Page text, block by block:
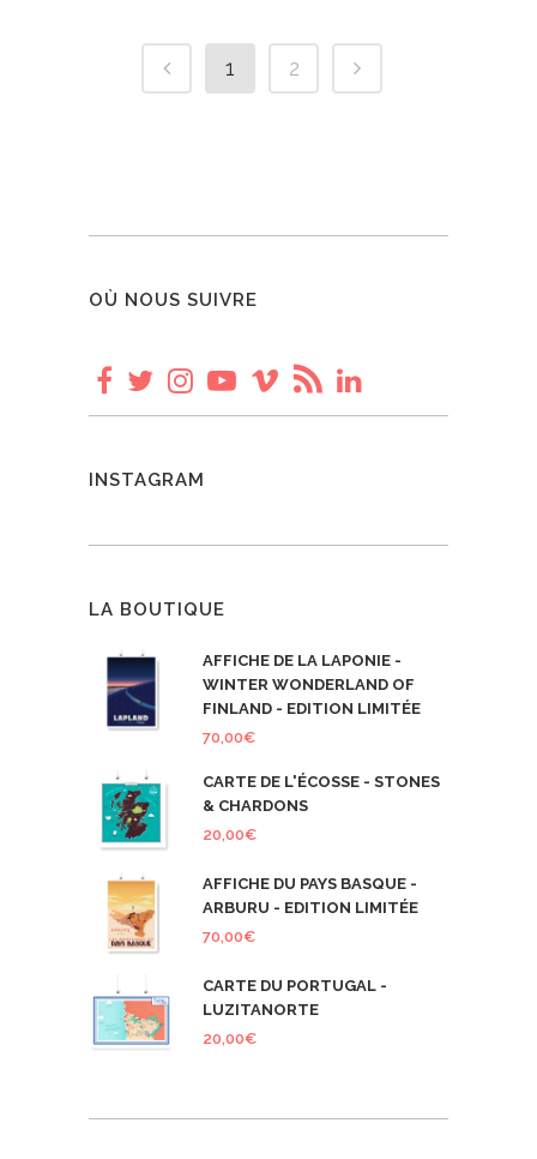
1 2
OÙ NOUS SUIVRE
INSTAGRAM
LA BOUTIQUE
AFFICHE DE LA LAPONIE -
WINTER WONDERLAND OF
FINLAND - EDITION LIMITÉE
70,00€
CARTE DE L'ÉCOSSE - STONES
& CHARDONS
20,00€
AFFICHE DU PAYS BASQUE -
ARBURU - EDITION LIMITÉE
70,00€
CARTE DU PORTUGAL -
LUZITANORTE
20,00€